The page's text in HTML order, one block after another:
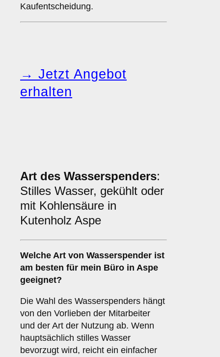
Kaufentscheidung.
→ Jetzt Angebot
erhalten
Art des Wasserspenders:
Stilles Wasser, gekühlt oder
mit Kohlensäure in
Kutenholz Aspe
Welche Art von Wasserspender ist
am besten für mein Büro in Aspe
geeignet?
Die Wahl des Wasserspenders hängt
von den Vorlieben der Mitarbeiter
und der Art der Nutzung ab. Wenn
hauptsächlich stilles Wasser
bevorzugt wird, reicht ein einfacher